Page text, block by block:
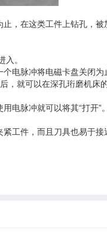
，在这类工件上钻孔，
。
脉冲将电磁卡盘关闭为
就可以在深孔珩磨机床
电脉冲就可以将其“打开”
工件，而且刀具也易于